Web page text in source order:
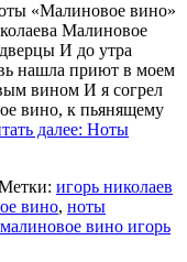
«Малиновое вино»
Малиновое
И до утра
нашла приют в моем
вином И я согрел
вино, к пьянящему
далее: Ноты
игорь николаев
вино, ноты
малиновое вино игорь